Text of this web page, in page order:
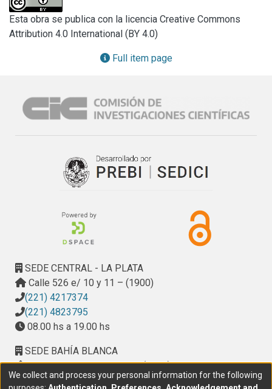
Esta obra se publica con la licencia Creative Commons
Attribution 4.0 International (BY 4.0)
Full item page
SEDE CENTRAL - LA PLATA
Calle 526 e/ 10 y 11 – (1900)
(221) 4217374
(221) 4823795
08.00 hs a 19.00 hs
SEDE BAHÍA BLANCA
Calle Ciudad de Cali 320 – (8000). Universidad
Provincial del Sudoeste (UPSO)
We collect and process your personal information for the following